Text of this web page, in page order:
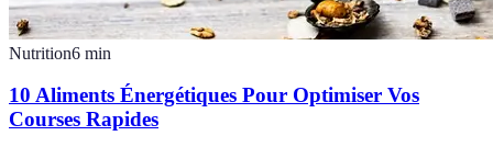
Nutrition6 min
10 Aliments Énergétiques Pour Optimiser Vos
Courses Rapides